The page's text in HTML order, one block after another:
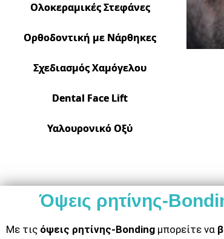
Ολοκεραμικές Στεφάνες
Ορθοδοντική με Νάρθηκες
Σχεδιασμός Χαμόγελου
Dental Face Lift
Υαλουρονικό Οξύ
Όψεις ρητίνης-
Με τις όψεις ρητίνης-Bonding μπορείτε να